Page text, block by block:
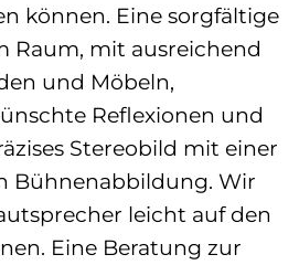
können. Eine sorgfältige
Raum, mit ausreichend
und Möbeln,
Reflexionen und
Stereobild mit einer
Bühnenabbildung. Wir
leicht auf den
Eine Beratung zur